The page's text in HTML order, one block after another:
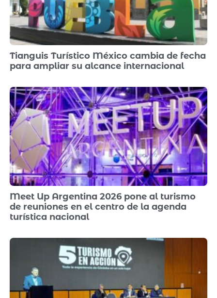
Tianguis Turístico México cambia de fecha
para ampliar su alcance internacional
Meet Up Argentina 2026 pone al turismo
de reuniones en el centro de la agenda
turística nacional